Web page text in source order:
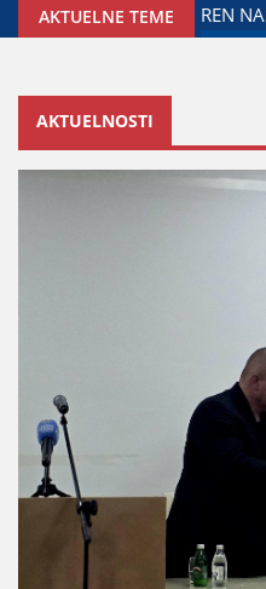
AKTUELNE TEME
SA DIЈASPOROM
AKTUELNOSTI